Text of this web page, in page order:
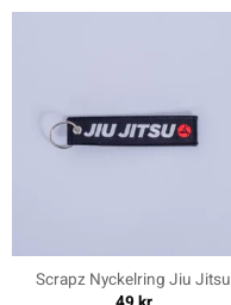
Scrapz Nyckelring Jiu Jitsu